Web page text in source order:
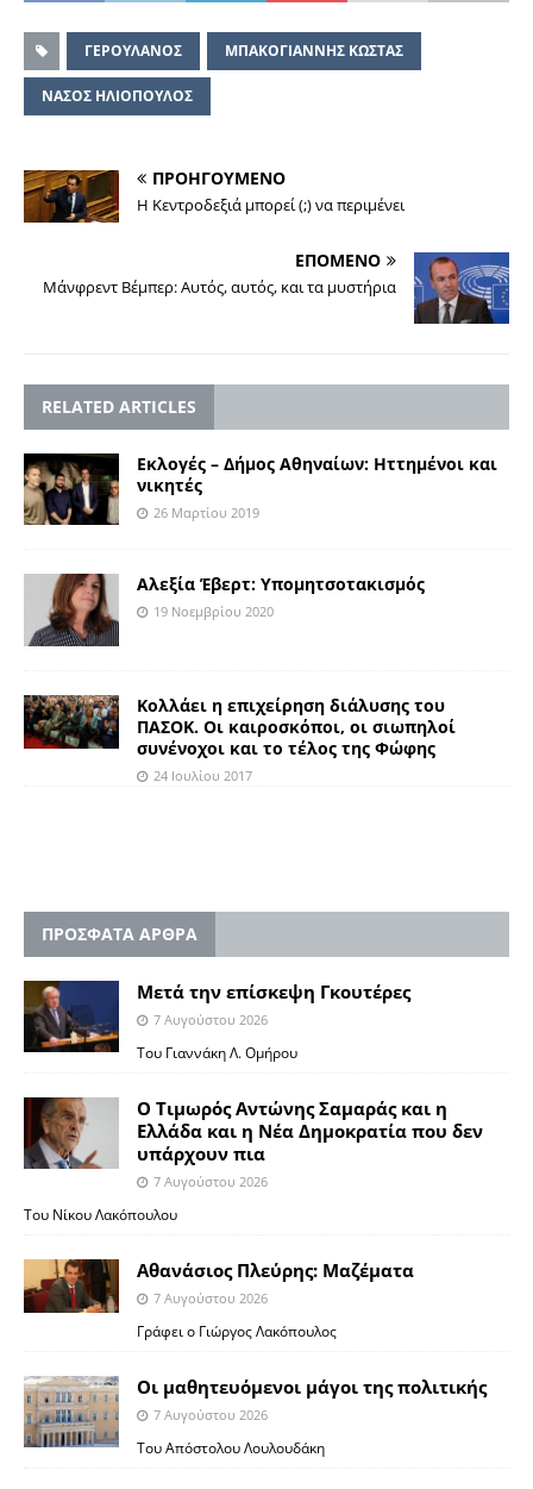
ΓΕΡΟΥΛΑΝΟΣ ΜΠΑΚΟΓΙΑΝΝΗΣ ΚΩΣΤΑΣ
ΝΑΣΟΣ ΗΛΙΟΠΟΥΛΟΣ
ΠΡΟΗΓΟΥΜΕΝΟ
Η Κεντροδεξιά µπορεί (;) να περιµένει
ΕΠΟΜΕΝΟ
Μάνφρεντ Βέμπερ: Αυτός, αυτός, και τα μυστήρια
RELATED ARTICLES
Εκλογές – Δήμος Αθηναίων: Ηττημένοι και
νικητές
26 Μαρτίου 2019
Αλεξία Έβερτ: Υπομητσοτακισμός
19 Νοεμβρίου 2020
Κολλάει η επιχείρηση διάλυσης του
ΠΑΣΟΚ. Οι καιροσκόποι, οι σιωπηλοί
συνένοχοι και το τέλος της Φώφης
24 Ιουλίου 2017
ΠΡΟΣΦΑΤΑ ΑΡΘΡΑ
Μετά την επίσκεψη Γκουτέρες
7 Αυγούστου 2026
Του Γιαννάκη Λ. Ομήρου
Ο Τιμωρός Αντώνης Σαμαράς και η
Ελλάδα και η Νέα Δημοκρατία που δεν
υπάρχουν πια
7 Αυγούστου 2026
Του Νίκου Λακόπουλου
Αθανάσιος Πλεύρης: Μαζέματα
7 Αυγούστου 2026
Γράφει ο Γιώργος Λακόπουλος
Οι μαθητευόμενοι μάγοι της πολιτικής
7 Αυγούστου 2026
Του Απόστολου Λουλουδάκη